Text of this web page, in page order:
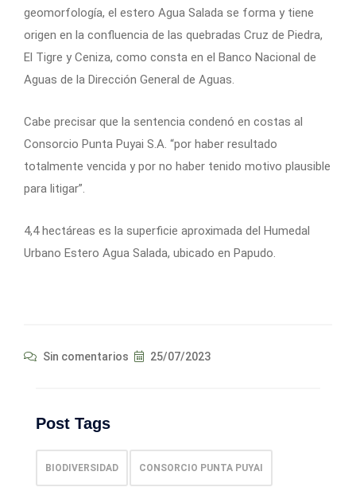
geomorfología, el estero Agua Salada se forma y tiene
origen en la confluencia de las quebradas Cruz de Piedra,
El Tigre y Ceniza, como consta en el Banco Nacional de
Aguas de la Dirección General de Aguas.
Cabe precisar que la sentencia condenó en costas al
Consorcio Punta Puyai S.A. “por haber resultado
totalmente vencida y por no haber tenido motivo plausible
para litigar”.
4,4hectáreas es la superficie aproximada del Humedal
Urbano Estero Agua Salada, ubicado en Papudo.
Sin comentarios 25/07/2023
Post Tags
BIODIVERSIDAD CONSORCIO PUNTA PUYAI